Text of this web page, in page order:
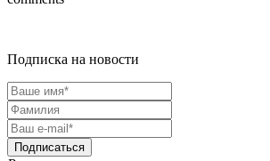
Подписка на новости
Подписаться